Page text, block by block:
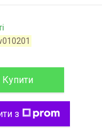
Купити
з